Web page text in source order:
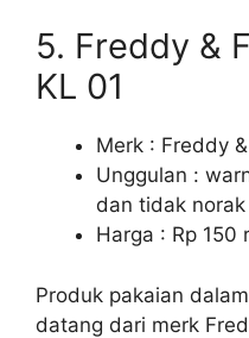
5. Freddy &
KL 01
Merk : Freddy
Unggulan :
dan tidak norak
Harga : Rp 150
Produk pakaian
datang dari merk